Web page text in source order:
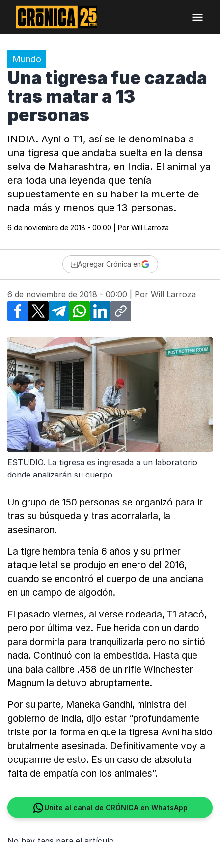
Mundo
Una tigresa fue cazada
tras matar a 13
personas
INDIA. Ayni o T1, así se le denominaba a
una tigresa que andaba suelta en la densa
selva de Maharashtra, en India. El animal ya
era toda una leyenda que tenía
supuestamente en su haber la muerte de
nada más y menos que 13 personas.
6 de noviembre de 2018 - 00:00 | Por Will Larroza
Agregar Crónica en
6 de noviembre de 2018 - 00:00 | Por Will Larroza
Facebook
X TelegramWhatsApp
LinkedInCopy link
ESTUDIO. La tigresa es ingresada a un laboratorio
donde analizarán su cuerpo.
Un grupo de 150 personas se organizó para ir
tras su búsqueda y tras acorralarla, la
asesinaron.
La tigre hembra tenía 6 años y su primer
ataque letal se produjo en enero del 2016,
cuando se encontró el cuerpo de una anciana
en un campo de algodón.
El pasado viernes, al verse rodeada, T1 atacó,
pero por última vez. Fue herida con un dardo
para dormirla para tranquilizarla pero no sintió
nada. Continuó con la embestida. Hasta que
una bala calibre .458 de un rifle Winchester
Magnum la detuvo abruptamente.
Por su parte, Maneka Gandhi, ministra del
gobierno de India, dijo estar “profundamente
triste por la forma en que la tigresa Avni ha sido
brutalmente asesinada. Definitivamente voy a
ocuparme de esto. Es un caso de absoluta
falta de empatía con los animales”.
Unite al canal de CRÓNICA en WhatsApp